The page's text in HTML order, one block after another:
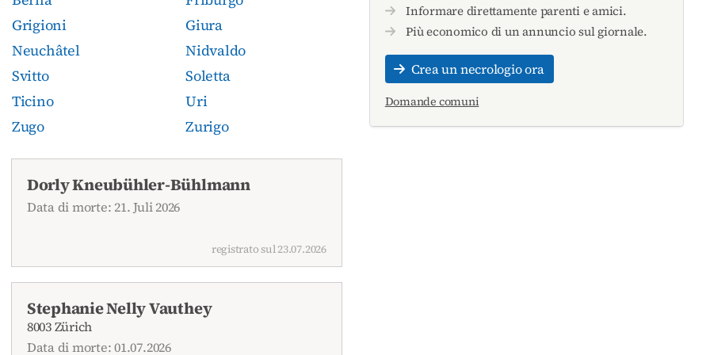
Grigioni
Giura
Neuchâtel
Nidvaldo
Svitto
Soletta
Ticino
Uri
Zugo
Zurigo
Dorly Kneubühler-Bühlmann
Data di morte: 21. Juli 2026
registrato sul 23.07.2026
Stephanie Nelly Vauthey
8003 Zürich
Data di morte: 01.07.2026
Informare direttamente parenti e amici.
Più economico di un annuncio sul giornale.
Crea un necrologio ora
Domande comuni